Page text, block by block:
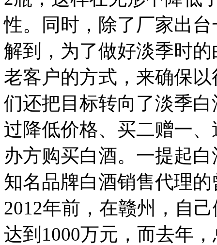
性。同时，除了厂家出
解到，为了做好淡季时
老客户的方式，来确保
们还把目标转向了淡季
过降低价格、买二赠一
办方购买白酒。 一提起
知名品牌白酒销售代理
2012年前，在赣州，自
达到1000万元，而去年